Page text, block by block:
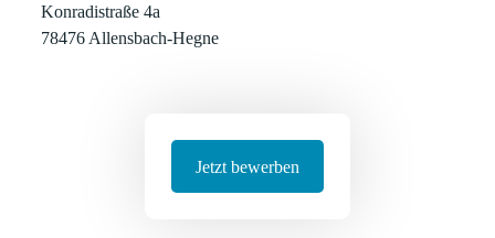
Konradistraße 4a
78476 Allensbach-Hegne
Jetzt bewerben